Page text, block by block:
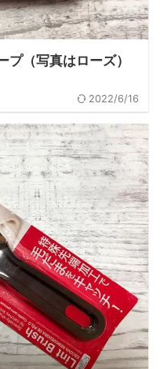
（写真はローズ）
2022/6/16